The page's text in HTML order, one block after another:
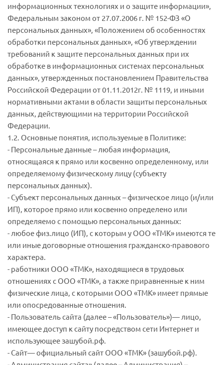
информационных технологиях и о защите информации»,
Федеральным законом от 27.07.2006 г. № 152-ФЗ «О
персональных данных», «Положением об особенностях
обработки персональных данных», «Об утверждении
требований к защите персональных данных при их
обработке в информационных системах персональных
данных», утвержденных постановлением Правительства
Российской Федерации от 01.11.2012г. № 1119, и иными
нормативными актами в области защиты персональных
данных, действующими на территории Российской
Федерации.
1.2. Основные понятия, используемые в Политике:
- Персональные данные – любая информация,
относящаяся к прямо или косвенно определенному, или
определяемому физическому лицу (субъекту
персональных данных).
- Субъект персональных данных – физическое лицо (и/или
ИП), которое прямо или косвенно определено или
определяемо с помощью персональных данных:
- любое физ.лицо (ИП), с которым у ООО «ТМК» имеются те
или иные договорные отношения гражданско-правового
характера.
- работники ООО «ТМК», находящиеся в трудовых
отношениях с ООО «ТМК», а также приравненные к ним
физические лица, с которыми ООО «ТМК» имеет прямые
или опосредованные отношения.
- Пользователь сайта (далее – «Пользователь»)— лицо,
имеющее доступ к сайту посредством сети Интернет и
использующее зашубой.рф.
- Сайт— официальный сайт ООО «ТМК» (зашубой.рф).